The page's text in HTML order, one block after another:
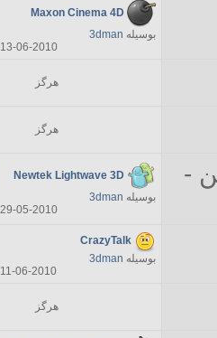
Maxon Cinema 4D
بوسیله 3dman
13-06-2010
هرگز
هرگز
-
Newtek Lightwave 3D
بوسیله 3dman
29-05-2010
CrazyTalk
بوسیله 3dman
11-06-2010
هرگز